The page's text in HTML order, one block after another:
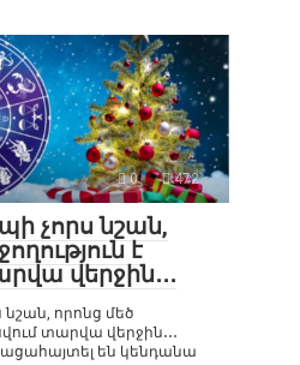
0 472
չորս նշան,
է
վերջին․․․
որոնց մեծ
տարվա վերջին․․․
են կենդանա